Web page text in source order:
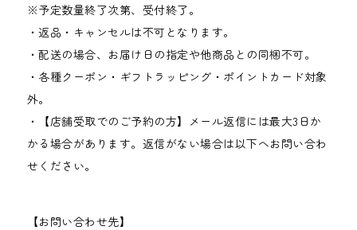
※予定数量終了次第、受付終了。
・返品・キャンセルは不可となります。
・配送の場合、お届け日の指定や他商品との同梱不可。
・各種クーポン・ギフトラッピング・ポイントカード対象
外。
・【店舗受取でのご予約の方】メール返信には最大3日か
かる場合があります。返信がない場合は以下へお問い合わ
せください。
【お問い合わせ先】